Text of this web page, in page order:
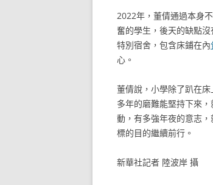
2022年，董倩通過本身
奮的學生，後天的缺點
特別宿舍，包含床鋪在內
心。
董倩說，小學除了趴在
多年的磨難能堅持下來
動，有多強年夜的意志
標的目的繼續前行。
新華社記者 陸波岸 攝